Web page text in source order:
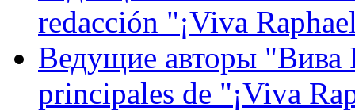
redacción "¡Viva
Ведущие авторы "Вива
principales de "¡Viva